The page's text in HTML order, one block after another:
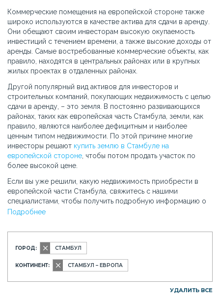
Коммерческие помещения на европейской стороне также
широко используются в качестве актива для сдачи в аренду.
Они обещают своим инвесторам высокую окупаемость
инвестиций с течением времени, а также высокие доходы от
аренды. Самые востребованные коммерческие объекты, как
правило, находятся в центральных районах или в крупных
жилых проектах в отдаленных районах.
Другой популярный вид активов для инвесторов и
строительных компаний, покупающих недвижимость с целью
сдачи в аренду, – это земля. В постоянно развивающихся
районах, таких как европейская часть Стамбула, земли, как
правило, являются наиболее дефицитным и наиболее
ценным типом недвижимости. По этой причине многие
инвесторы решают купить землю в Стамбуле на
европейской стороне , чтобы потом продать участок по
более высокой цене.
Если вы уже решили, какую недвижимость приобрести в
европейской части Стамбула, свяжитесь с нашими
специалистами, чтобы получить подробную информацию о
доступных вариантах.
Подробнее
ГОРОД: СТАМБУЛ
КОНТИНЕНТ: СТАМБУЛ – ЕВРОПА
УДАЛИТЬ ВСЕ